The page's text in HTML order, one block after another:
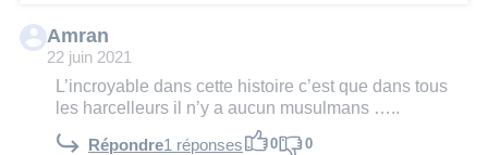
Amran
22 juin 2021
L’incroyable dans cette histoire c’est que dans tous
les harcelleurs il n’y a aucun musulmans …..
Répondre1 réponses 0 0